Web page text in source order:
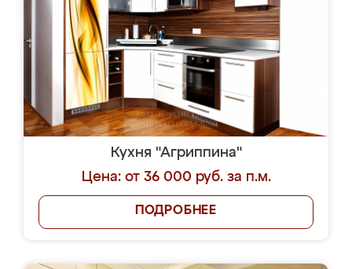
Кухня "Агриппина"
Цена: от 36 000 руб. за п.м.
ПОДРОБНЕЕ